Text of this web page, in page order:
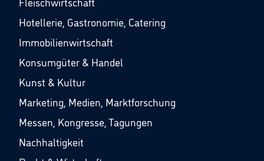
Hotellerie, Gastronomie, Catering
Immobilienwirtschaft
Konsumgüter & Handel
Kunst & Kultur
Marketing, Medien, Marktforschung
Messen, Kongresse, Tagungen
Nachhaltigkeit